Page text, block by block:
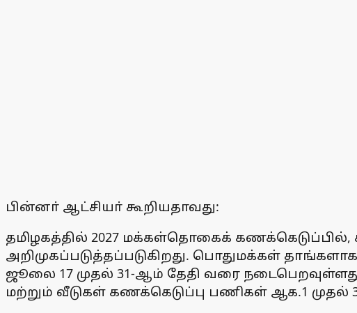
பின்னா் ஆட்சியா் கூறியதாவது:
தமிழகத்தில் 2027 மக்கள்தொகைக் கணக்கெடுப்பில்,
அறிமுகப்படுத்தப்படுகிறது. பொதுமக்கள்
ஜூலை 17 முதல் 31-ஆம் தேதி வரை
மற்றும் வீடுகள் கணக்கெடுப்பு பணிகள் ஆக.1 முதல்